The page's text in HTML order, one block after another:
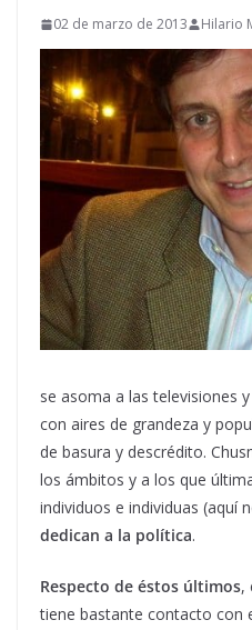
02 de marzo de 2013 Hilario
se asoma a las televisiones
con aires de grandeza y
de basura y descrédito.
los ámbitos y a los que
individuos e individuas (aquí
dedican a la política.
Respecto de éstos últimos,
tiene bastante contacto con